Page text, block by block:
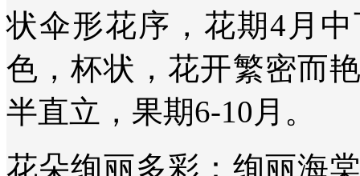
状伞形花序，花期4月
色，杯状，花开繁密而
半直立，果期6-10月。
花朵绚丽多彩：绚丽海